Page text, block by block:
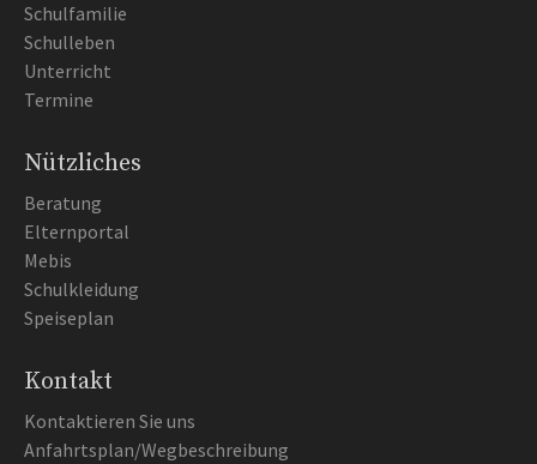
Schulfamilie
Schulleben
Unterricht
Termine
Nützliches
Beratung
Elternportal
Mebis
Schulkleidung
Speiseplan
Kontakt
Kontaktieren Sie uns
Anfahrtsplan/Wegbeschreibung